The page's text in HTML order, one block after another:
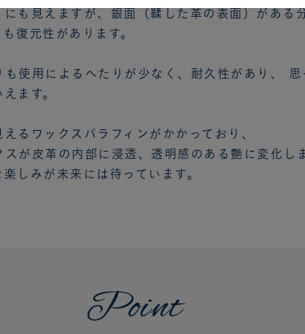
も見えますが、銀面（鞣した革の表面）がある
復元性があります。
も使用によるへたりが少なく、耐久性があり、 思
ます。
るワックスパラフィンがかかっており、
が皮革の内部に浸透、透明感のある艶に変化しま
しみが未来には待っています。
Point